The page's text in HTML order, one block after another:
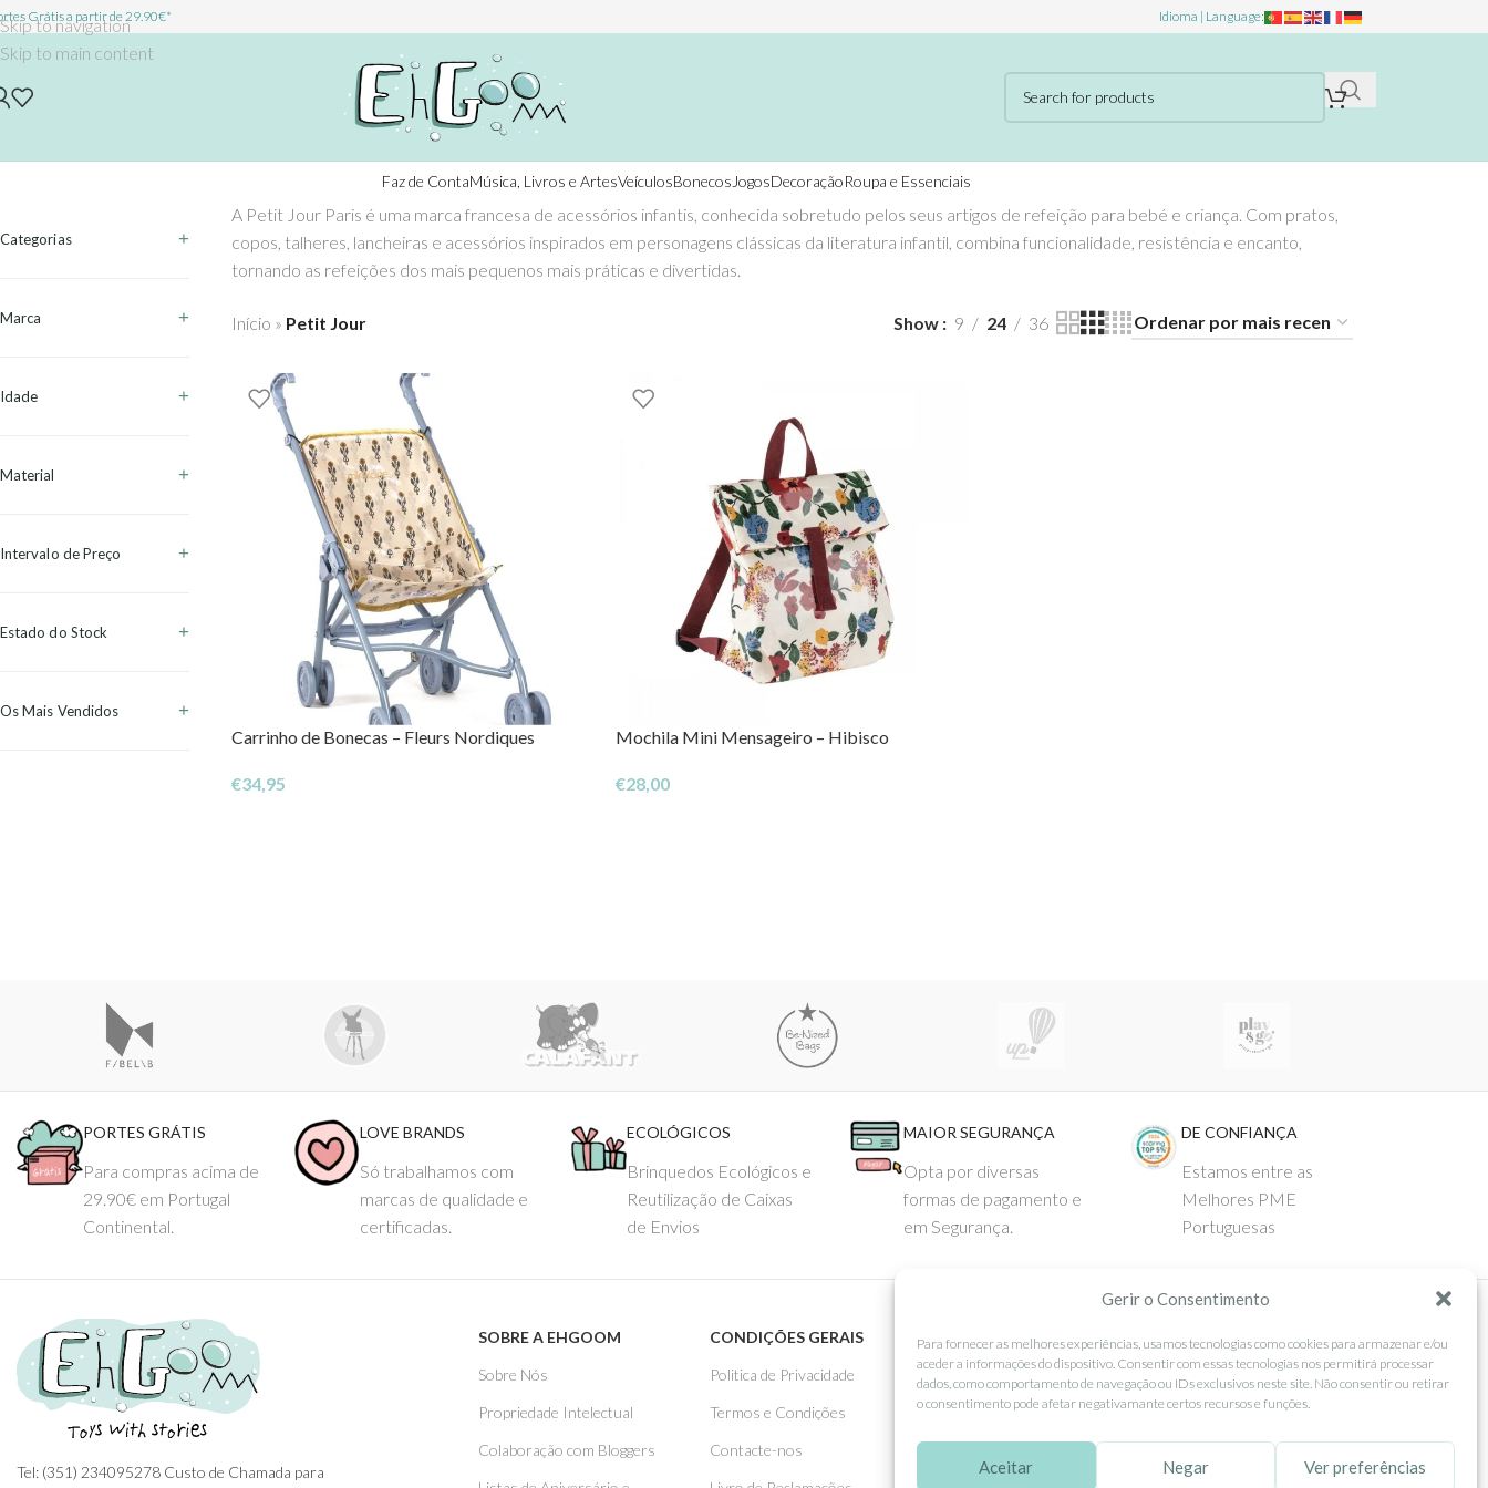
Gerir o Consentimento
Para fornecer as melhores experiências, usamos tecnologias como cookies para armazenar e/ou
aceder a informações do dispositivo. Consentir com essas tecnologias nos permitirá processar
dados, como comportamento de navegação ou IDs exclusivos neste site. Não consentir ou retirar
o consentimento pode afetar negativamante certos recursos e funções.
Aceitar Negar Ver preferências
Skip to navigation
Skip to main content
Grátis a partir de 29.90€* Idioma | Language:
Faz de ContaMúsica, Livros e ArtesVeículosBonecos JogosDecoraçãoRoupa e Essenciais
Categorias
Marca
Idade
Material
Intervalo de Preço
Estado do Stock
Os Mais Vendidos
A Petit Jour Paris é uma marca francesa de acessórios infantis, conhecida sobretudo pelos seus artigos de refeição para bebé e criança. Com pratos,
copos, talheres, lancheiras e acessórios inspirados em personagens clássicas da literatura infantil, combina funcionalidade, resistência e encanto,
tornando as refeições dos mais pequenos mais práticas e divertidas.
Início » Petit Jour Show 9 24 36
Carrinho de Bonecas – Fleurs Nordiques
€34,95
Mochila Mini Mensageiro – Hibisco
€28,00
PORTES GRÁTIS
Para compras acima de
29.90€ em Portugal
Continental.
LOVE BRANDS
Só trabalhamos com
marcas de qualidade e
certificadas.
ECOLÓGICOS
Brinquedos Ecológicos e
Reutilização de Caixas
de Envios
MAIOR SEGURANÇA
Opta por diversas
formas de pagamento e
em Segurança.
DE CONFIANÇA
Estamos entre as
Melhores PME
Portuguesas
Tel: (351) 234095278 Custo de Chamada para
SOBRE A EHGOOM
Sobre Nós
Propriedade Intelectual
Colaboração com Bloggers
CONDIÇÕES GERAIS
Politica de Privacidade
Termos e Condições
Contacte-nos
APOIO AO CLIENTE
Como Comprar
Pagamentos
SEGUE-NOS
Facebook
Instagram